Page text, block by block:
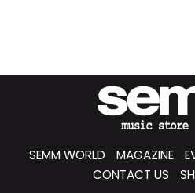
SEMM WORLD MAGAZINE
CONTACT US